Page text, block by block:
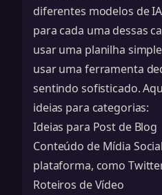
diferentes modelos de
para cada uma dessas
usar uma planilha
usar uma ferramenta
sentindo sofisticado.
ideias para categorias:
Ideias para Post de Blog
Conteúdo de Mídia
plataforma, como
Roteiros de Vídeo